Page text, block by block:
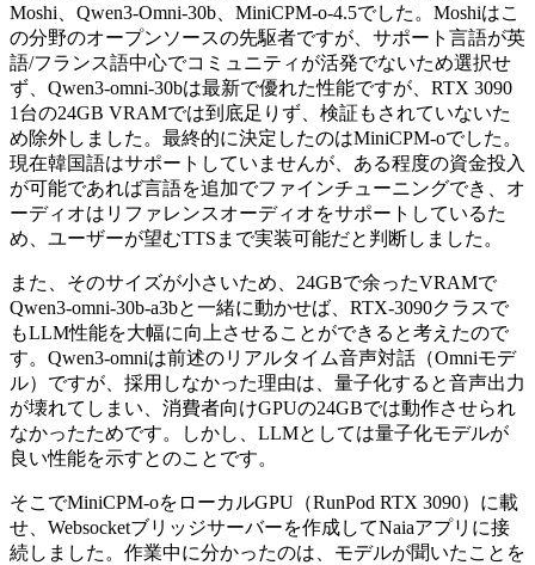
Moshi、Qwen3-Omni-30b、MiniCPM-o-4.5でした。Moshiはこ
の分野のオープンソースの先駆者ですが、サポート言語が英
語/フランス語中心でコミュニティが活発でないため選択せ
ず、Qwen3-omni-30bは最新で優れた性能ですが、RTX 3090
1台の24GB VRAMでは到底足りず、検証もされていないた
め除外しました。最終的に決定したのはMiniCPM-oでした。
現在韓国語はサポートしていませんが、ある程度の資金投入
が可能であれば言語を追加でファインチューニングでき、オ
ーディオはリファレンスオーディオをサポートしているた
め、ユーザーが望むTTSまで実装可能だと判断しました。
また、そのサイズが小さいため、24GBで余ったVRAMで
Qwen3-omni-30b-a3bと一緒に動かせば、RTX-3090クラスで
もLLM性能を大幅に向上させることができると考えたので
す。Qwen3-omniは前述のリアルタイム音声対話（Omniモデ
ル）ですが、採用しなかった理由は、量子化すると音声出力
が壊れてしまい、消費者向けGPUの24GBでは動作させられ
なかったためです。しかし、LLMとしては量子化モデルが
良い性能を示すとのことです。
そこでMiniCPM-oをローカルGPU（RunPod RTX 3090）に載
せ、Websocketブリッジサーバーを作成してNaiaアプリに接
続しました。作業中に分かったのは、モデルが聞いたことを